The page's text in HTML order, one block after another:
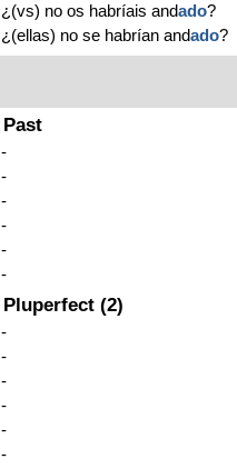
¿(vs) no os habríais andado?
¿(ellas) no se habrían andado?
Past
-
-
-
-
-
-
Pluperfect (2)
-
-
-
-
-
-